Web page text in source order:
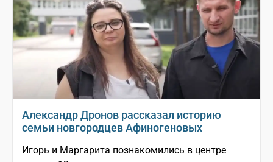
Александр Дронов рассказал историю
семьи новгородцев Афиногеновых
Игорь и Маргарита познакомились в центре